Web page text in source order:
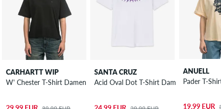
CARHARTT WIP
W' Chester T-Shirt Damen
SANTA CRUZ
Acid Oval Dot T-Shirt Damen
ANUELL
19,99 EUR